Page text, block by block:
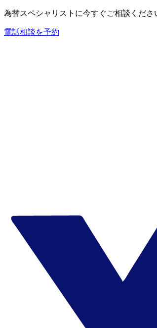
為替スペシャリストに今すぐご相談くださ
電話相談を予約